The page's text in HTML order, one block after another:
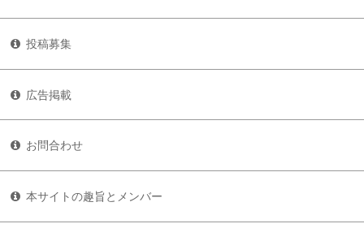
投稿募集
広告掲載
お問合わせ
本サイトの趣旨とメンバー